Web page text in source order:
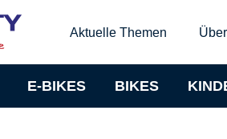
Aktuelle Themen
E-BIKES BIKES